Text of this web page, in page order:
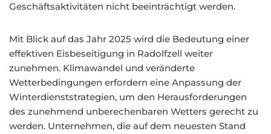
Geschäftsaktivitäten nicht beeinträchtigt werden.
Mit Blick auf das Jahr 2025 wird die Bedeutung einer
effektiven Eisbeseitigung in Radolfzell weiter
zunehmen. Klimawandel und veränderte
Wetterbedingungen erfordern eine Anpassung der
Winterdienststrategien, um den Herausforderungen
des zunehmend unberechenbaren Wetters gerecht zu
werden. Unternehmen, die auf dem neuesten Stand